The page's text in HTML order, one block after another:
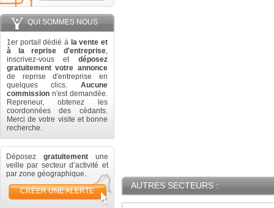
QUI SOMMES NOUS
1er portail dédié à la vente et
à la reprise d'entreprise,
inscrivez-vous et déposez
gratuitement votre annonce
de reprise d'entreprise en
quelques clics. Aucune
commission n'est demandée.
Repreneur, obtenez les
coordonnées des cédants.
Merci de votre visite et bonne
recherche.
Déposez gratuitement une
veille par secteur d’activité et
par zone géographique.
CRÉER UNE ALERTE
AUTRES SECTEURS :